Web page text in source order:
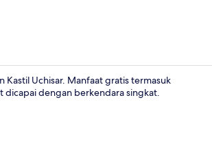
Kastil Uchisar. Manfaat gratis termasuk
dicapai dengan berkendara singkat.